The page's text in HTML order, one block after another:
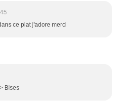
ce plat j'adore merci
Bises